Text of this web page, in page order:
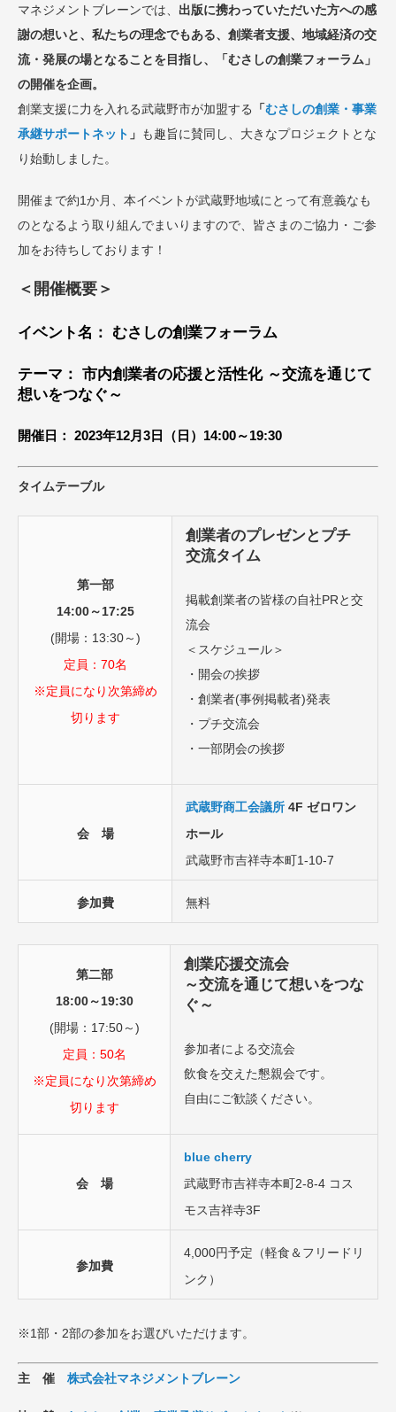
マネジメントブレーンでは、 出版に携わっていただいた方への感
謝の想いと、私たちの理念でもある、創業者支援、地域経済の交
流・発展の場となることを目指し、「むさしの創業フォーラム」
の開催を企画。
創業支援に力を入れる武蔵野市が加盟する
「むさしの創業・事業
承継サポートネット 」 も趣旨に賛同し、大きなプロジェクトとな
り始動しました。
開催まで約1か月、本イベントが武蔵野地域にとって有意義なも
のとなるよう取り組んでまいりますので、皆さまのご協力・ご参
加をお待ちしております！
＜開催概要＞
イベント名： むさしの創業フォーラム
テーマ： 市内創業者の応援と活性化 ～交流を通じて
想いをつなぐ～
開催日： 2023年12月3日（日）14:00～19:30
タイムテーブル
第一部
14:00～17:25
(開場：13:30～)
定員：70名
※定員になり次第締め
切ります
創業者のプレゼンとプチ
交流タイム
掲載創業者の皆様の自社PRと交
流会
＜スケジュール＞
・開会の挨拶
・創業者(事例掲載者)発表
・プチ交流会
・一部閉会の挨拶
会 場
武蔵野商工会議所 4F ゼロワン
ホール
武蔵野市吉祥寺本町1-10-7
参加費 無料
第二部
18:00～19:30
(開場：17:50～)
定員：50名
※定員になり次第締め
切ります
創業応援交流会
～交流を通じて想いをつな
ぐ～
参加者による交流会
飲食を交えた懇親会です。
自由にご歓談ください。
会 場
blue cherry
武蔵野市吉祥寺本町2-8-4 コス
モス吉祥寺3F
参加費
4,000円予定（軽食＆フリードリ
ンク）
※1部・2部の参加をお選びいただけます。
主 催 株式会社マネジメントブレーン